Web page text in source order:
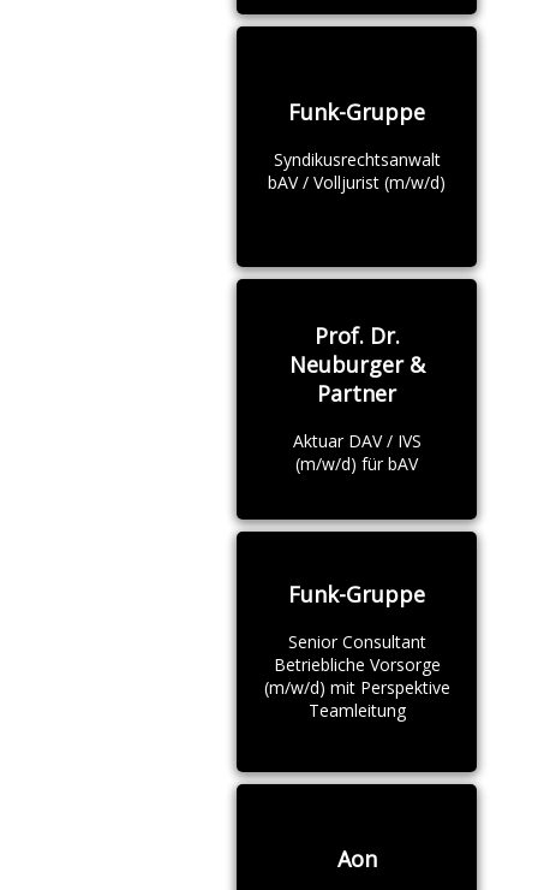
Funk-Gruppe
Syndikusrechtsanwalt
bAV / Volljurist (m/w/d)
Prof. Dr.
Neuburger &
Partner
Aktuar DAV / IVS
(m/w/d) für bAV
Funk-Gruppe
Senior Consultant
Betriebliche Vorsorge
(m/w/d) mit Perspektive
Teamleitung
Aon